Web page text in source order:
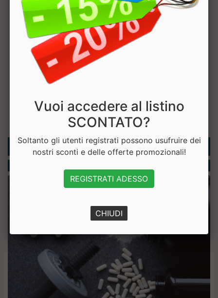
Rubriche
Vuoi accedere al listino
SCONTATO?
Soltanto gli utenti registrati possono usufruire dei
nostri sconti e delle offerte promozionali!
REGISTRATI ADESSO
CHIUDI